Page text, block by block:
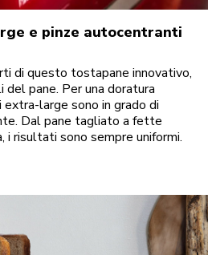
e pinze autocentranti
di questo tostapane innovativo,
del pane. Per una doratura
large sono in grado di
Dal pane tagliato a fette
i risultati sono sempre uniformi.